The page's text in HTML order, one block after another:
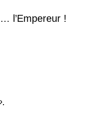
l’Empereur !